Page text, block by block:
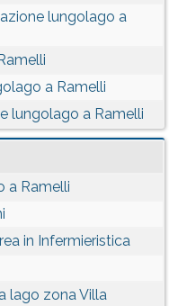
lungolago a
a Ramelli
lungolago a Ramelli
a Ramelli
in Infermieristica
lago zona Villa